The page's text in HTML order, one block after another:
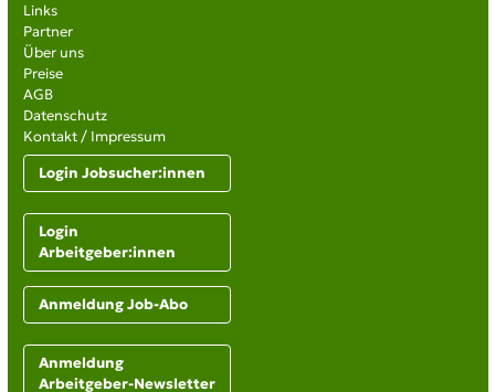
Links
Partner
Über uns
Preise
AGB
Datenschutz
Kontakt / Impressum
Login Jobsucher:innen
Login
Arbeitgeber:innen
Anmeldung Job-Abo
Anmeldung
Arbeitgeber-Newsletter